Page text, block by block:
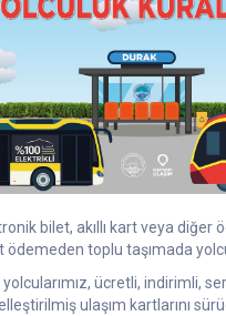
bilet, akıllı kart veya diğer
ödemeden toplu taşımada
ücretli, indirimli,
ulaşım kartlarını